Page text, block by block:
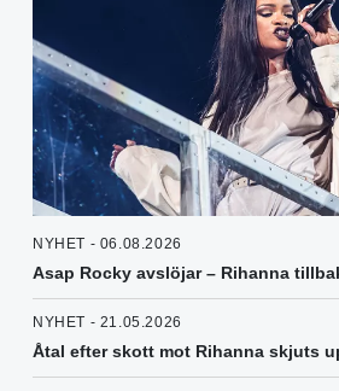
NYHET - 06.08.2026
Asap Rocky avslöjar – Rihanna
NYHET - 21.05.2026
Åtal efter skott mot Rihanna skjuts